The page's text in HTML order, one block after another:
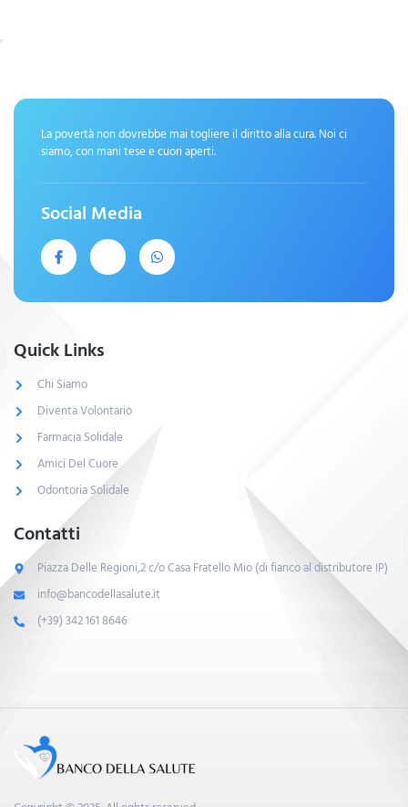
La povertà non dovrebbe mai togliere il diritto alla cura. Noi ci
siamo, con mani tese e cuori aperti.
Social Media
Quick Links
Chi Siamo
Diventa Volontario
Farmacia Solidale
Amici Del Cuore
Odontoria Solidale
Contatti
Piazza Delle Regioni,2 c/o Casa Fratello Mio (di fianco al distributore IP)
info@bancodellasalute.it
(+39) 342 161 8646